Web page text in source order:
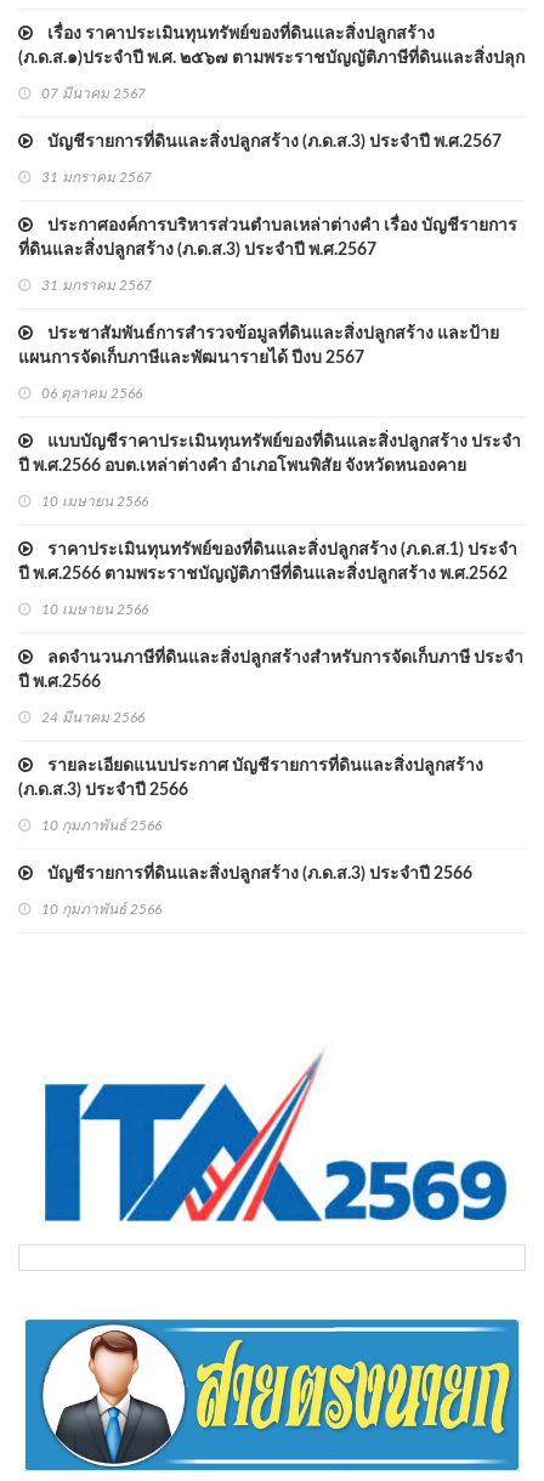
เรื่อง ราคาประเมินทุนทรัพย์ของที่ดินและสิ่งปลูกสร้าง
(ภ.ด.ส.๑)ประจำปี พ.ศ. ๒๕๖๗ ตามพระราชบัญญัติภาษีที่ดินและสิ่งปลุก
สร้าง พ.ศ.๒๕๖๒
07 มีนาคม 2567
บัญชีรายการที่ดินและสิ่งปลูกสร้าง (ภ.ด.ส.3) ประจำปี พ.ศ.2567
31 มกราคม 2567
ประกาศองค์การบริหารส่วนตำบลเหล่าต่างคำ เรื่อง บัญชีรายการ
ที่ดินและสิ่งปลูกสร้าง (ภ.ด.ส.3) ประจำปี พ.ศ.2567
31 มกราคม 2567
ประชาสัมพันธ์การสำรวจข้อมูลที่ดินและสิ่งปลูกสร้าง และป้าย
แผนการจัดเก็บภาษีและพัฒนารายได้ ปีงบ 2567
06 ตุลาคม 2566
แบบบัญชีราคาประเมินทุนทรัพย์ของที่ดินและสิ่งปลูกสร้าง ประจำ
ปี พ.ศ.2566 อบต.เหล่าต่างคำ อำเภอโพนพิสัย จังหวัดหนองคาย
10 เมษายน 2566
ราคาประเมินทุนทรัพย์ของที่ดินและสิ่งปลูกสร้าง (ภ.ด.ส.1) ประจำ
ปี พ.ศ.2566 ตามพระราชบัญญัติภาษีที่ดินและสิ่งปลูกสร้าง พ.ศ.2562
10 เมษายน 2566
ลดจำนวนภาษีที่ดินและสิ่งปลูกสร้างสำหรับการจัดเก็บภาษี ประจำ
ปี พ.ศ.2566
24 มีนาคม 2566
รายละเอียดแนบประกาศ บัญชีรายการที่ดินและสิ่งปลูกสร้าง
(ภ.ด.ส.3) ประจำปี 2566
10 กุมภาพันธ์ 2566
บัญชีรายการที่ดินและสิ่งปลูกสร้าง (ภ.ด.ส.3) ประจำปี 2566
10 กุมภาพันธ์ 2566